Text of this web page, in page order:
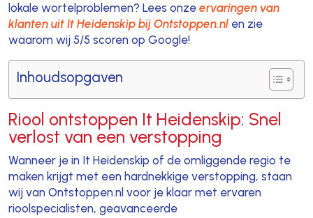
lokale wortelproblemen? Lees onze ervaringen van
klanten uit It Heidenskip bij Ontstoppen.nlen zie
waarom wij 5/5 scoren op Google!
Inhoudsopgaven
Riool ontstoppen It Heidenskip: Snel
verlost van een verstopping
Wanneer je in It Heidenskip of de omliggende regio te
maken krijgt met een hardnekkige verstopping, staan
wij van Ontstoppen.nl voor je klaar met ervaren
rioolspecialisten, geavanceerde